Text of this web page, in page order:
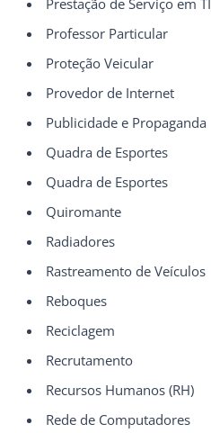
Professor Particular
Proteção Veicular
Provedor de Internet
Publicidade e Propaganda
Quadra de Esportes
Quadra de Esportes
Quiromante
Radiadores
Rastreamento de Veículos
Reboques
Reciclagem
Recrutamento
Recursos Humanos (RH)
Rede de Computadores